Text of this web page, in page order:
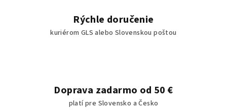
v
k
i
s
Rýchle doručenie
kuriérom GLS alebo Slovenskou poštou
Doprava zadarmo od 50 €
platí pre Slovensko a Česko